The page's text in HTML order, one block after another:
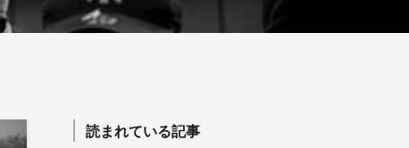
読まれている記事